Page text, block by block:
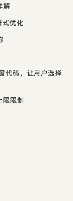
解
优化
代码，让用户选择
限限制